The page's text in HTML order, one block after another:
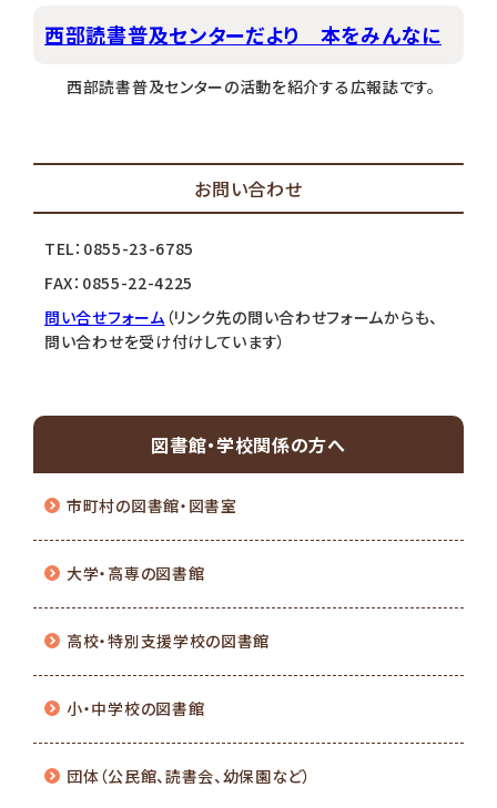
西部読書普及センターだより 本をみんなに
西部読書普及センターの活動を紹介する広報誌です。
お問い合わせ
TEL：0855-23-6785
FAX：0855-22-4225
問い合せフォーム （リンク先の問い合わせフォームからも、
問い合わせを受け付けしています）
図書館・学校関係の方へ
市町村の図書館・図書室
大学・高専の図書館
高校・特別支援学校の図書館
小・中学校の図書館
団体（公民館、読書会、幼保園など）